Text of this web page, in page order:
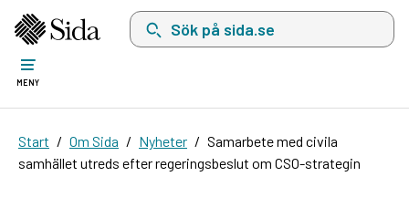
Sök på sida.se, sökförslag kommer att visas
MENY
Start Om Sida Nyheter
Samarbete med civila
samhället utreds efter regeringsbeslut om CSO-strategin